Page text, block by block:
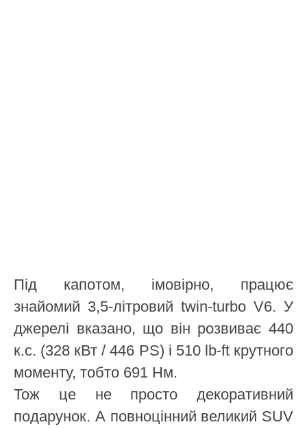
Під капотом, імовірно, працює
знайомий 3,5-літровий twin-turbo V6. У
джерелі вказано, що він розвиває 440
к.с. (328 кВт / 446 PS) і 510 lb-ft крутного
моменту, тобто 691 Нм.
Тож це не просто декоративний
подарунок. А повноцінний великий SUV